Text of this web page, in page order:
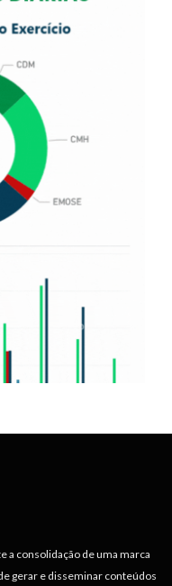
a consolidação de uma marca
gerar e disseminar conteúdos